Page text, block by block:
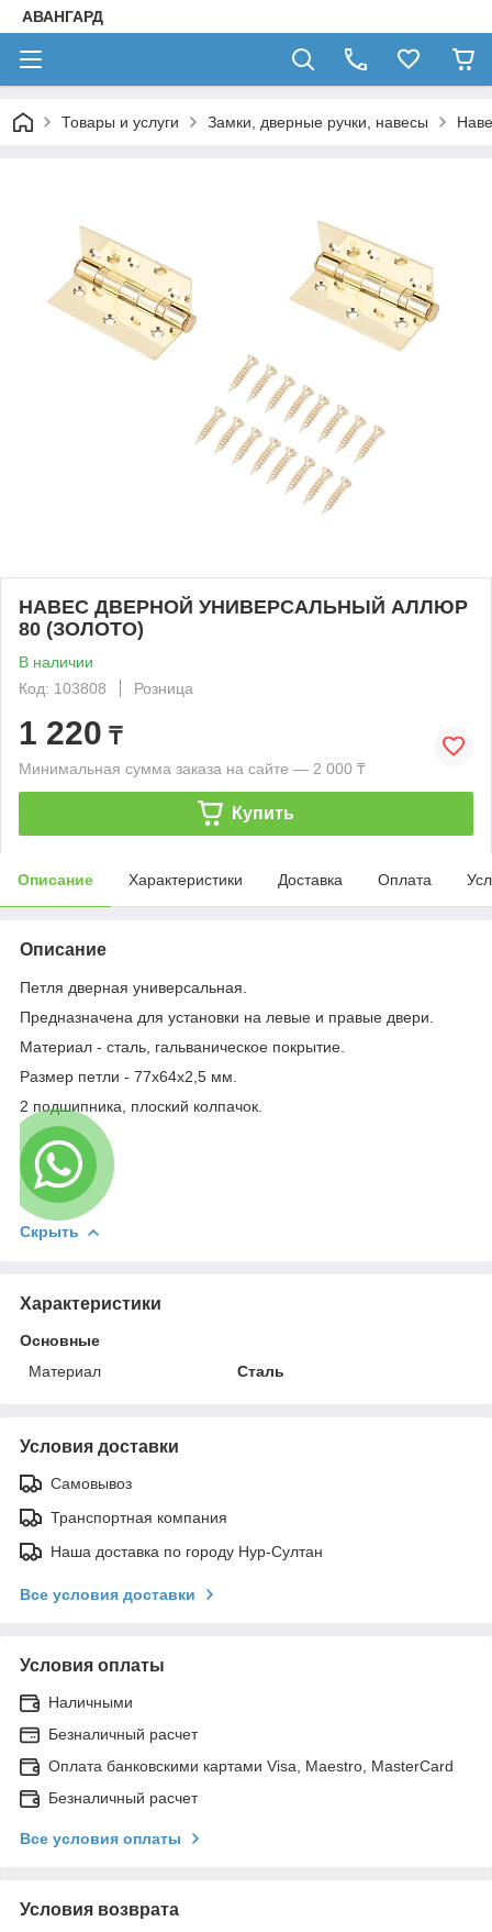
АВАНГАРД
Товары и услуги Замки, дверные ручки, навесы
НАВЕС ДВЕРНОЙ УНИВЕРСАЛЬНЫЙ АЛЛЮР
80 (ЗОЛОТО)
В наличии
Код: 103808
Розница
1 220 ₸
Минимальная сумма заказа на сайте — 2 000 ₸
Купить
Описание Характеристики Доставка Оплата
Описание
Петля дверная универсальная.
Предназначена для установки на левые и правые двери.
Материал - сталь, гальваническое покрытие.
Размер петли - 77х64х2,5 мм.
2 подшипника, плоский колпачок.
Скрыть
Характеристики
Основные
Материал
Сталь
Условия доставки
Самовывоз
Транспортная компания
Наша доставка по городу Нур-Султан
Все условия доставки
Условия оплаты
Наличными
Безналичный расчет
Оплата банковскими картами Visa, Maestro, MasterCard
Безналичный расчет
Все условия оплаты
Условия возврата